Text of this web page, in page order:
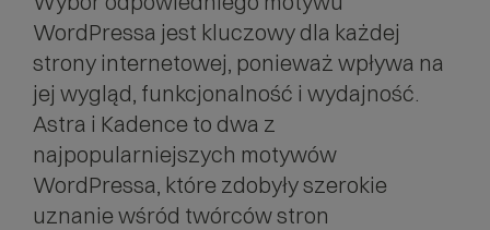
WordPressa jest kluczowy dla każdej
strony internetowej, ponieważ wpływa na
jej wygląd, funkcjonalność i wydajność.
Astra i Kadence to dwa z
najpopularniejszych motywów
WordPressa, które zdobyły szerokie
uznanie wśród twórców stron